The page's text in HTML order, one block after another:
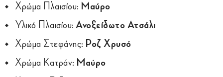
Χρώμα Πλαισίου: Μαύρο
Υλικό Πλαισίου: Ανοξείδωτο Ατσάλι
Χρώμα Στεφάνης: Ροζ Χρυσό
Χρώμα Κατράν: Μαύρο